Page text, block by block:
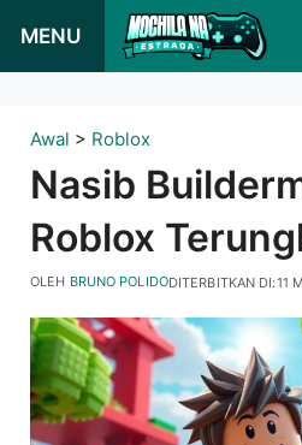
ke
MENU
Awal > Roblox
Nasib
Roblox
DITERBITKAN DI:11
OLEH BRUNO POLIDO